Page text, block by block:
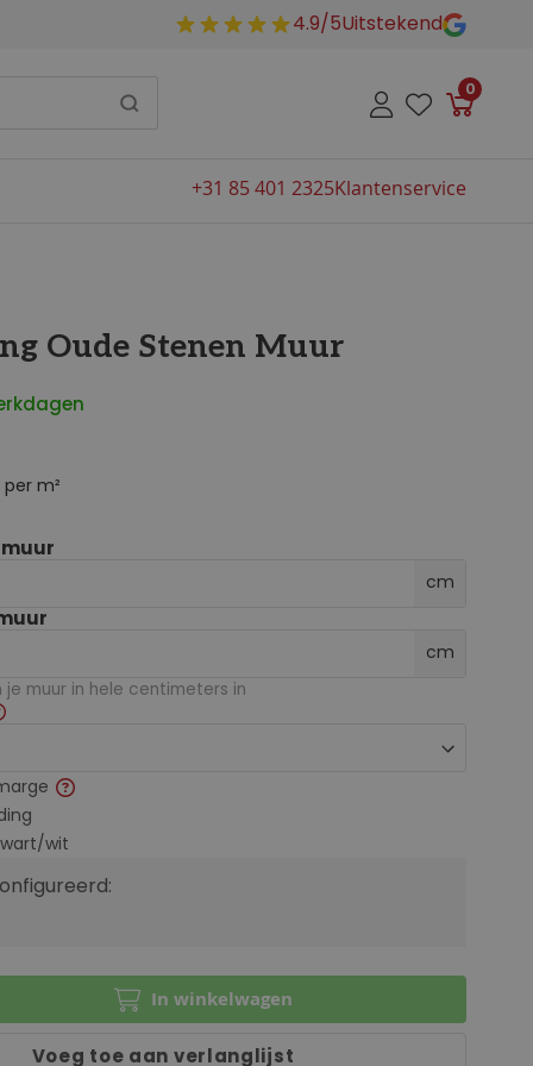
4.9/5Uitstekend
0
+31 85 401 2325Klantenservice
Oude Stenen Muur
per m²
cm
cm
muur in hele centimeters in
wit
In winkelwagen
Voeg toe aan verlanglijst